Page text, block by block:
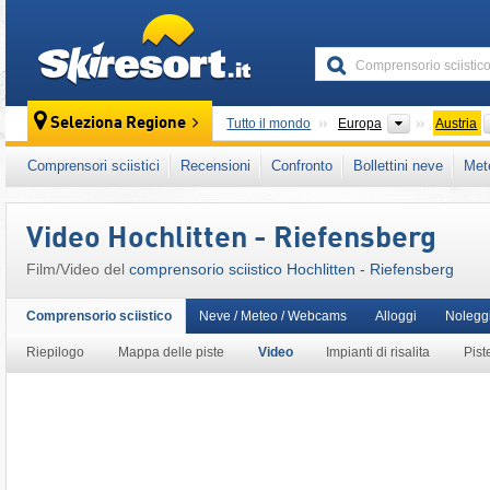
Seleziona Regione Tutto il mondo Europa Continenti
Austria
Questo comprensorio sciistico è presente
Austria Occidentale , Alpi
Comprensori sciistici Recensioni Confronto Bollettini neve
Video Hochlitten - Riefensberg
Film/Video del comprensorio sciistico Hochlitten - Riefensberg
Comprensorio sciistico
Riepilogo Mappa delle piste Video Impianti di risalita
Neve / Meteo / Webcams Alloggi